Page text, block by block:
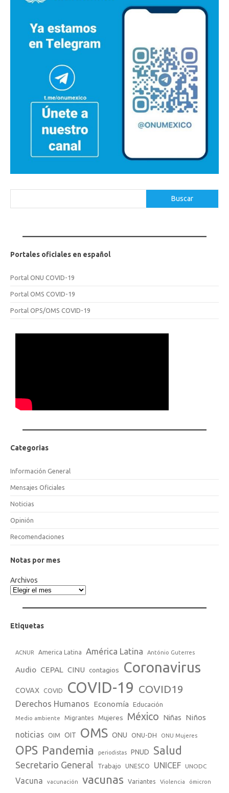
Buscar
Portales oficiales en español
Portal ONU COVID-19
Portal OMS COVID-19
Portal OPS/OMS COVID-19
Categorias
Información General
Mensajes Oficiales
Noticias
Opinión
Recomendaciones
Notas por mes
Archivos
Etiquetas
ACNUR America Latina América Latina António Guterres
Audio CEPAL CINU contagios Coronavirus
COVAX COVID COVID-19 COVID19
Derechos Humanos Economía Educación
Medio ambiente Migrantes Mujeres México Niñas Niños
noticias OIM OIT OMS ONU ONU-DH ONU Mujeres
OPS Pandemia periodistas PNUD Salud
Secretario General Trabajo UNESCO UNICEF UNODC
Vacuna vacunación vacunas Variantes Violencia ómicron